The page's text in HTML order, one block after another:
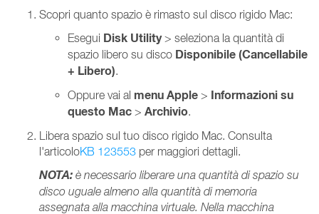
Scopri quanto spazio è rimasto sul disco rigido Mac:
Esegui Disk Utility> seleziona la quantità di
spazio libero su disco Disponibile (Cancellabile
+ Libero).
Oppure vai al menu Apple > Informazioni su
questo Mac > Archivio.
Libera spazio sul tuo disco rigido Mac. Consulta
l'articoloKB 123553 per maggiori dettagli.
NOTA: è necessario liberare una quantità di spazio su
disco uguale almeno alla quantità di memoria
assegnata alla macchina virtuale. Nella macchina